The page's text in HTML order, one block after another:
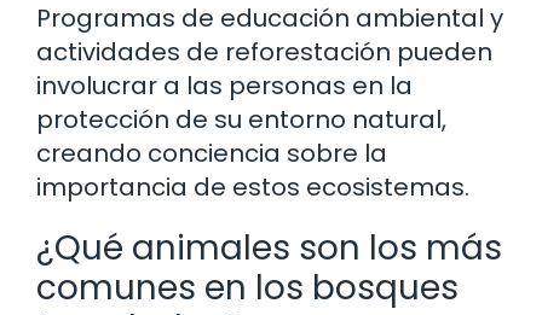
Programas de educación ambiental y
actividades de reforestación pueden
involucrar a las personas en la
protección de su entorno natural,
creando conciencia sobre la
importancia de estos ecosistemas.
¿Qué animales son los más
comunes en los bosques